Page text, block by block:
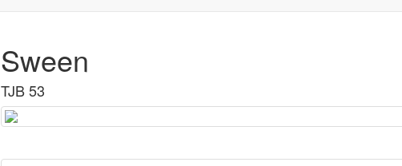
Sween
TJB 53